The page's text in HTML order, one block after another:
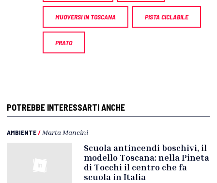
MUOVERSI IN TOSCANA PISTA CICLABILE
PRATO
POTREBBE INTERESSARTI ANCHE
AMBIENTE/ Marta Mancini
Scuola antincendi boschivi, il
modello Toscana: nella Pineta
di Tocchi il centro che fa
scuola in Italia